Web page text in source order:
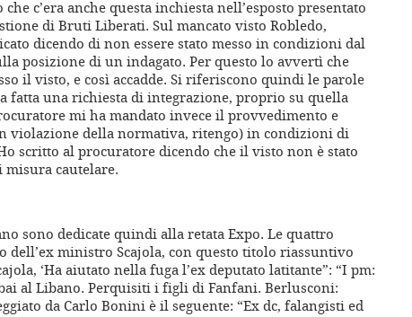
c’era anche questa inchiesta nell’esposto presentato
di Bruti Liberati. Sul mancato visto Robledo,
dicendo di non essere stato messo in condizioni dal
posizione di un indagato. Per questo lo avvertì che
il visto, e così accadde. Si riferiscono quindi le parole
fatta una richiesta di integrazione, proprio su quella
mi ha mandato invece il provvedimento e
violazione della normativa, ritengo) in condizioni di
scritto al procuratore dicendo che il visto non è stato
misura cautelare.
sono dedicate quindi alla retata Expo. Le quattro
dell’ex ministro Scajola, con questo titolo riassuntivo
‘Ha aiutato nella fuga l’ex deputato latitante”: “I pm:
al Libano. Perquisiti i figli di Fanfani. Berlusconi:
da Carlo Bonini è il seguente: “Ex dc, falangisti ed